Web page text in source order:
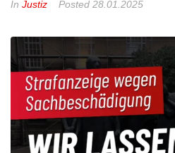
In Justiz Posted 28.01.2025